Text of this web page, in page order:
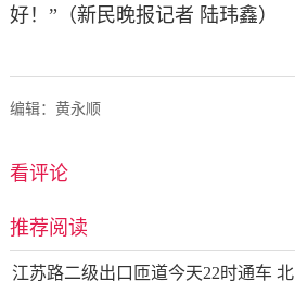
好！”（新民晚报记者 陆玮鑫）
编辑：黄永顺
看评论
推荐阅读
江苏路二级出口匝道今天22时通车 北